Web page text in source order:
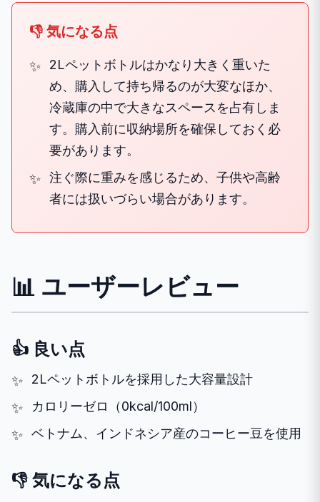
👎 気になる点
2Lペットボトルはかなり大きく重いた
め、購入して持ち帰るのが大変なほか、
冷蔵庫の中で大きなスペースを占有しま
す。購入前に収納場所を確保しておく必
要があります。
注ぐ際に重みを感じるため、子供や高齢
者には扱いづらい場合があります。
📊 ユーザーレビュー
👍 良い点
2Lペットボトルを採用した大容量設計
カロリーゼロ（0kcal/100ml）
ベトナム、インドネシア産のコーヒー豆を使用
👎 気になる点